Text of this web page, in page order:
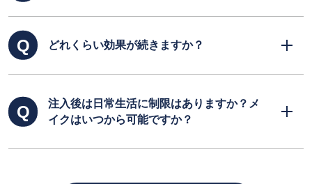
新しく生まれた自己組織はなくなることはない
ので、大きな体重減少等が無いかぎり、⻑期に
効果の持続を医師および被治療者の双方とも確
認できるケースがほとんどです。
どれくらい効果が続きますか？
表情筋の動きを止めるボトックス注入で目尻や
額、また眉間のしわに効果を発揮します。笑っ
たり、表情を出さなくても出るシワには成長因
注入後は日常生活に制限はありますか？メ
イクはいつから可能ですか？